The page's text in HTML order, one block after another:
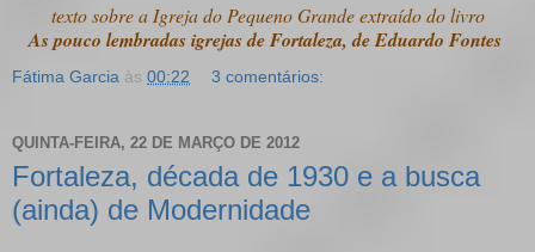
texto sobre a Igreja do Pequeno Grande extraído do livro
As pouco lembradas igrejas de Fortaleza, de Eduardo Fontes
Fátima Garcia às 00:22 3 comentários:
QUINTA-FEIRA, 22 DE MARÇO DE 2012
Fortaleza, década de 1930 e a busca
(ainda) de Modernidade